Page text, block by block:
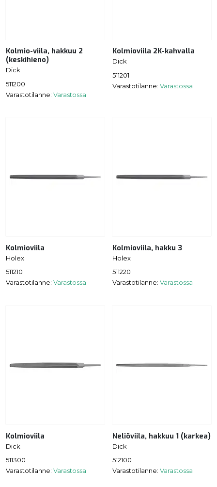
Kolmio-viila, hakkuu 2
(keskihieno)
Dick
511200
Varastotilanne: Varastossa
Kolmioviila 2K-kahvalla
Dick
511201
Varastotilanne: Varastossa
Kolmioviila
Holex
511210
Varastotilanne: Varastossa
Kolmioviila, hakku 3
Holex
511220
Varastotilanne: Varastossa
Kolmioviila
Dick
511300
Varastotilanne: Varastossa
Neliöviila, hakkuu 1 (karkea)
Dick
512100
Varastotilanne: Varastossa